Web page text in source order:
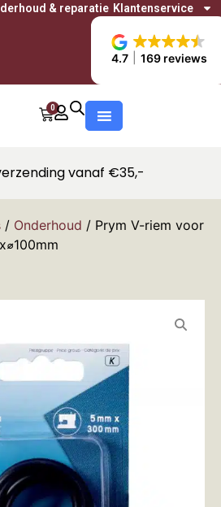
4.7 169 reviews
& reparatie Klantenservice
0
vanaf €35,-
/ Onderhoud / Prym V-riem voor